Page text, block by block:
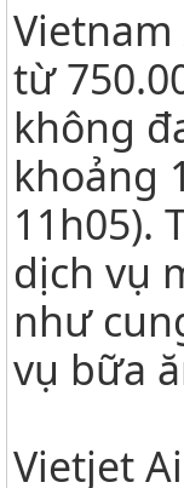
từ
không
khoảng
11h05).
dịch vụ
như
vụ bữa
Vietjet